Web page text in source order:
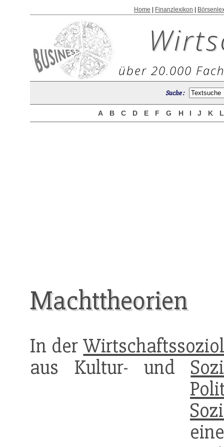
Home Finanzlexikon
über 20.000
Suche :
A B C D E F G H I J K
Machttheorien
In der
aus Kultur- und